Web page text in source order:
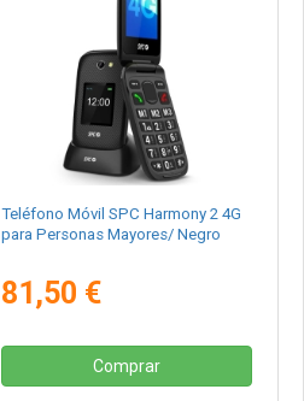
Teléfono Móvil SPC Harmony 2 4G
para Personas Mayores/ Negro
81,50 €
Comprar